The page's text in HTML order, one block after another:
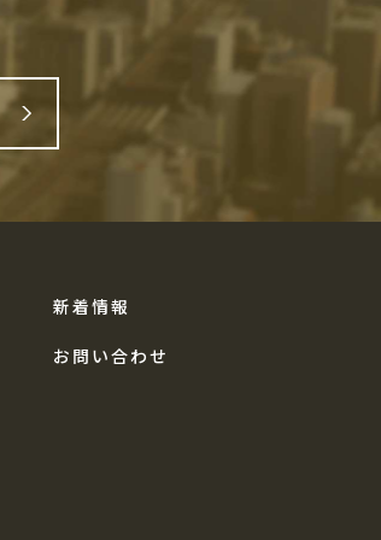
新着情報
お問い合わせ